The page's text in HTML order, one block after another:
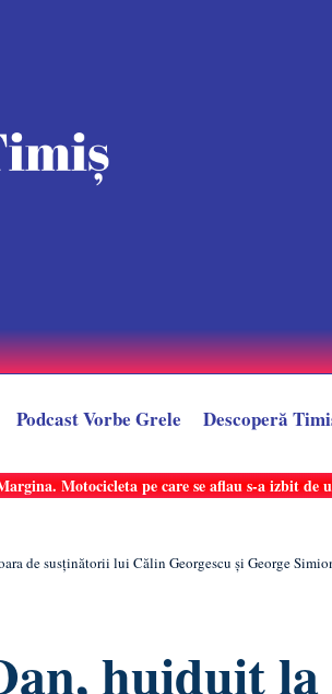
Podcast Vorbe Grele Descoperă
Motocicleta pe care se aflau s-a izbit de
de susținătorii lui Călin Georgescu și George
huiduit